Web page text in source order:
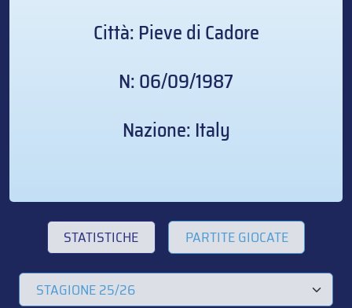
Città: Pieve di Cadore
N: 06/09/1987
Nazione: Italy
STATISTICHE PARTITE GIOCATE